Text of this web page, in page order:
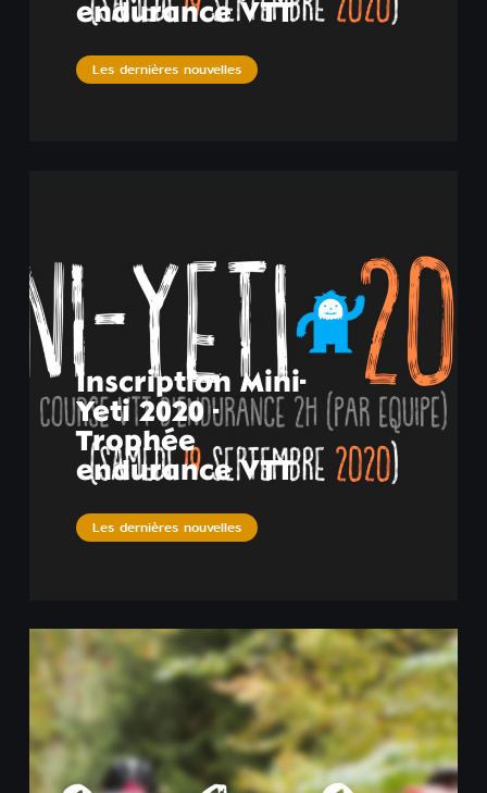
endurance VTT
Les dernières nouvelles
Inscription Mini-
Yeti 2020 -
Trophée
endurance VTT
Les dernières nouvelles